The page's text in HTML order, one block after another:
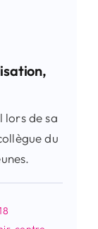
lors de sa
du